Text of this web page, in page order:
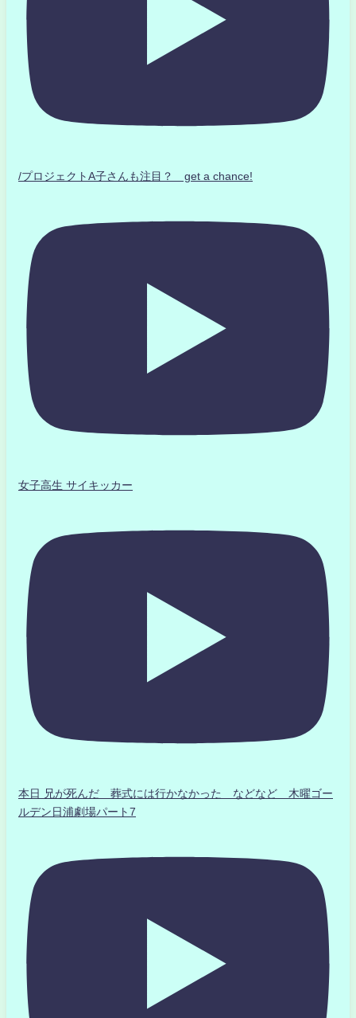
/プロジェクトA子さんも注目？ get a chance!
女子高生 サイキッカー
本日 兄が死んだ 葬式には行かなかった などなど 木曜ゴー
ルデン日浦劇場パート7